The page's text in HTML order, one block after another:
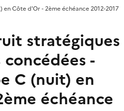
Côte d'Or - 2ème échéance 2012-2017
stratégiques
-
C (nuit) en
échéance